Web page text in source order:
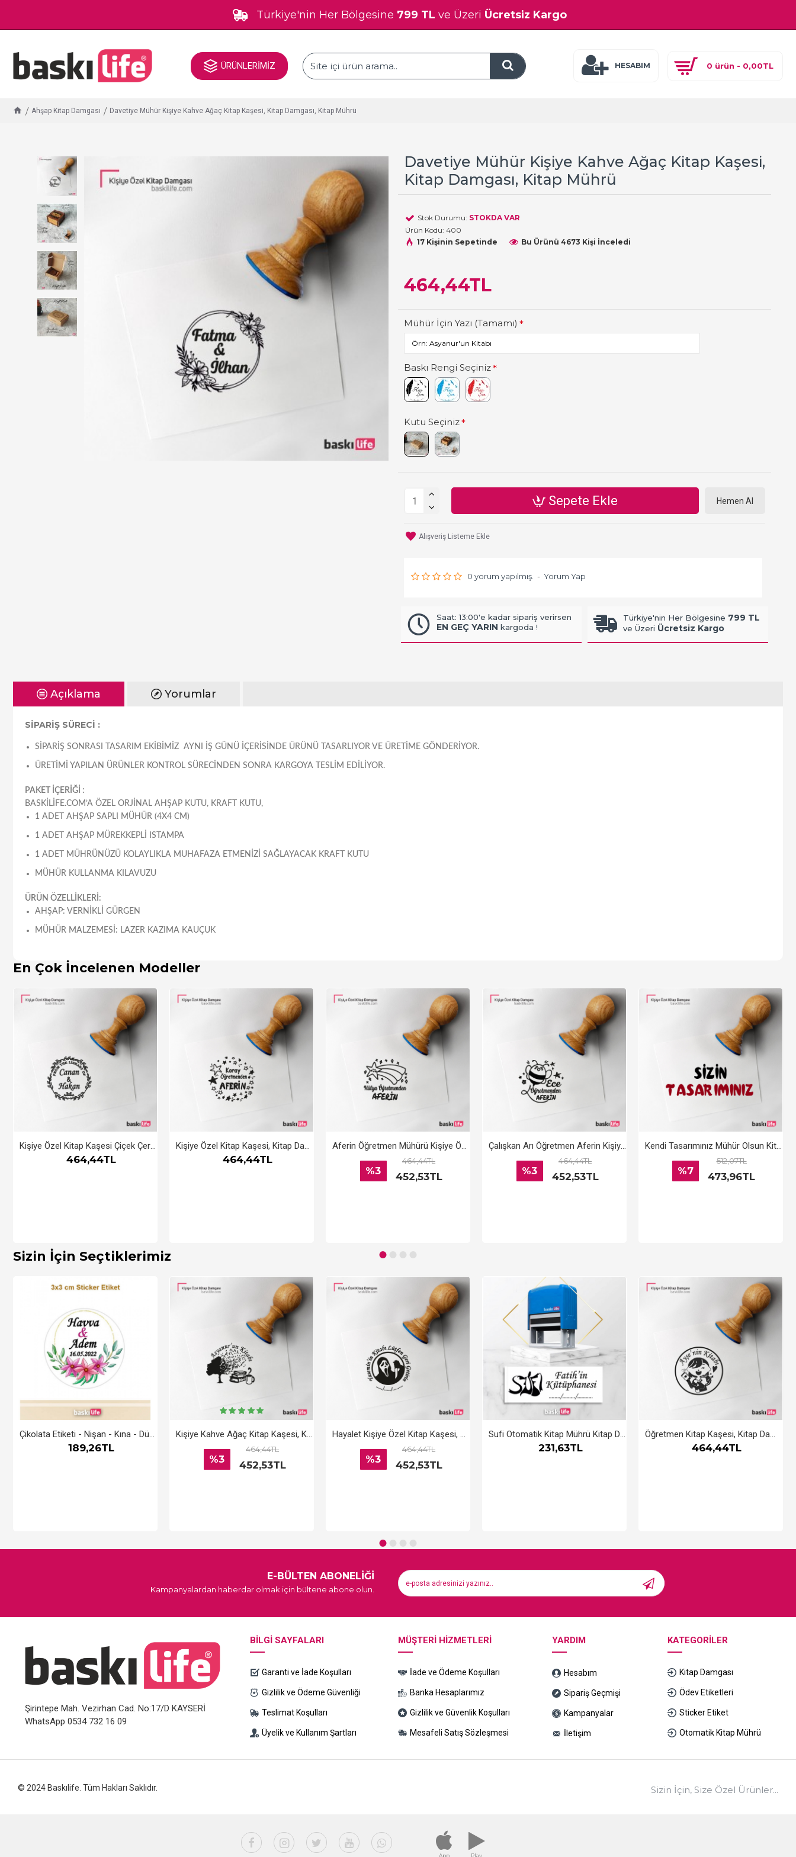
Türkiye'nin Her Bölgesine 799 TL ve Üzeri Ücretsiz Kargo
ÜRÜNLERİMİZ HESABIM 0 ürün - 0,00TL
Ahşap Kitap Damgası Davetiye Mühür Kişiye Kahve Ağaç Kitap Kaşesi, Kitap Damgası, Kitap Mührü
Davetiye Mühür Kişiye Kahve Ağaç Kitap Kaşesi,
Kitap Damgası, Kitap Mührü
Stok Durumu: STOKDA VAR
Ürün Kodu: 400
17 Kişinin Sepetinde
Bu Ürünü 4673 Kişi İnceledi
0 yorum yapılmış. - Yorum Yap
464,44TL
Mühür İçin Yazı (Tamamı)
Baskı Rengi Seçiniz
Kutu Seçiniz
Sepete Ekle Hemen Al
Alışveriş Listeme Ekle
Saat: 13:00'e kadar sipariş verirsen
EN GEÇ YARIN kargoda !
Türkiye'nin Her Bölgesine 799 TL
ve Üzeri Ücretsiz Kargo
Açıklama Yorumlar
SİPARİŞ SÜRECİ :
SIPARIŞ SONRASI TASARIM EKIBIMIZ AYNI IŞ GÜNÜ IÇERISINDE ÜRÜNÜ TASARLIYOR VE ÜRETIME GÖNDERIYOR.
ÜRETIMI YAPILAN ÜRÜNLER KONTROL SÜRECINDEN SONRA KARGOYA TESLIM EDILIYOR.
PAKET İÇERİĞİ :
BASKILIFE.COM’A ÖZEL ORJINAL AHŞAP KUTU, KRAFT KUTU,
1 ADET AHŞAP SAPLI MÜHÜR (4X4 CM)
1 ADET AHŞAP MÜREKKEPLI ISTAMPA
1 ADET MÜHRÜNÜZÜ KOLAYLIKLA MUHAFAZA ETMENIZI SAĞLAYACAK KRAFT KUTU
MÜHÜR KULLANMA KILAVUZU
ÜRÜN ÖZELLİKLERİ:
AHŞAP: VERNIKLI GÜRGEN
MÜHÜR MALZEMESI: LAZER KAZIMA KAUÇUK
En Çok İncelenen Modeller
Kişiye Özel Kitap Kaşesi Çiçek Çerçeveli
464,44TL
Kişiye Özel Kitap Kaşesi, Kitap Damgası, Kitap Mührü Öğretmen Kaşesi Aferin
464,44TL
Aferin Öğretmen Mühürü Kişiye Özel Kitap Kaşesi, Kitap Damgası, Kitap Mührü
%3
464,44TL
452,53TL
Çalışkan Arı Öğretmen Aferin Kişiye Özel Kitap Kaşesi, Kitap Damgası, Kitap Mührü
%3
464,44TL
452,53TL
Kendi Tasarımınız Mühür Olsun Kitap Kaşesi, Kitap Damgası, Kitap Mührü
%7
512,07TL
473,96TL
Sizin İçin Seçtiklerimiz
Çikolata Etiketi - Nişan - Kına - Düğün - Söz - (Yapışkanlı) 3x3 cm - 80 Adet
189,26TL
Kişiye Kahve Ağaç Kitap Kaşesi, Kitap Damgası, Kitap Mührü
%3
464,44TL
452,53TL
Hayalet Kişiye Özel Kitap Kaşesi, Kitap Damgası, Kitap Mührü
%3
464,44TL
452,53TL
Sufi Otomatik Kitap Mührü Kitap Damgası Kişiye Özel Kaşe
231,63TL
Öğretmen Kitap Kaşesi, Kitap Damgası, Kitap Mührü
464,44TL
E-BÜLTEN ABONELİĞİ
Kampanyalardan haberdar olmak için bültene abone olun.
Şirintepe Mah. Vezirhan Cad. No:17/D KAYSERİ
WhatsApp 0534 732 16 09
BILGI SAYFALARI
Garanti ve İade Koşulları
Gizlilik ve Ödeme Güvenliği
Teslimat Koşulları
Üyelik ve Kullanım Şartları
MÜŞTERI HIZMETLERI
İade ve Ödeme Koşulları
Banka Hesaplarımız
Gizlilik ve Güvenlik Koşulları
Mesafeli Satış Sözleşmesi
YARDIM
Hesabım
Sipariş Geçmişi
Kampanyalar
İletişim
KATEGORILER
Kitap Damgası
Ödev Etiketleri
Sticker Etiket
Otomatik Kitap Mührü
© 2024 Baskılife. Tüm Hakları Saklıdır. Sizin İçin, Size Özel Ürünler...
App Play